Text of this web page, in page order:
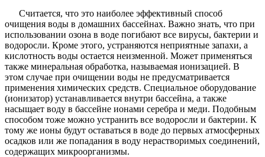
Считается, что это наиболее эффективный способ
очищения воды в домашних бассейнах. Важно знать, что при
использовании озона в воде погибают все вирусы, бактерии и
водоросли. Кроме этого, устраняются неприятные запахи, а
кислотность воды остается неизменной. Может применяться
также минеральная обработка, называемая ионизацией. В
этом случае при очищении воды не предусматривается
применения химических средств. Специальное оборудование
(ионизатор) устанавливается внутри бассейна, а также
насыщает воду в бассейне ионами серебра и меди. Подобным
способом тоже можно устранить все водоросли и бактерии. К
тому же ионы будут оставаться в воде до первых атмосферных
осадков или же попадания в воду нерастворимых соединений,
содержащих микроорганизмы.